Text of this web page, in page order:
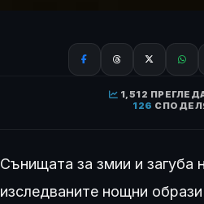
1,512
126
Сънищата за змии и загуба
изследваните нощни